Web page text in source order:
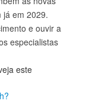
já em 2029.
e ouvir a
especialistas
este